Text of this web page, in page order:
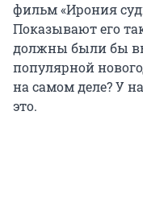
фильм «Ирония
Показывают его
должны были бы
популярной
на самом деле? У
это.